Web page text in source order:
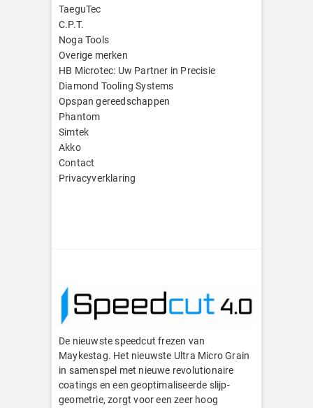
TaeguTec
C.P.T.
Noga Tools
Overige merken
HB Microtec: Uw Partner in Precisie
Diamond Tooling Systems
Opspan gereedschappen
Phantom
Simtek
Akko
Contact
Privacyverklaring
De nieuwste speedcut frezen van
Maykestag. Het nieuwste Ultra Micro Grain
in samenspel met nieuwe revolutionaire
coatings en een geoptimaliseerde slijp-
geometrie, zorgt voor een zeer hoog